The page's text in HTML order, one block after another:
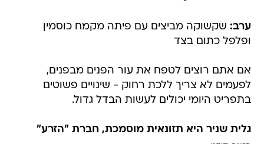
ערב: שקשוקה מביצים עם פיתה מקמח כוסמין
ופלפל כתום בצד
אם אתם רוצים לטפח את עור הפנים מבפנים,
לפעמים לא צריך ללכת רחוק - שינויים פשוטים
בתפריט היומי יכולים לעשות הבדל גדול.
גלית שניר היא תזונאית מוסמכת, חברת "הזרע"